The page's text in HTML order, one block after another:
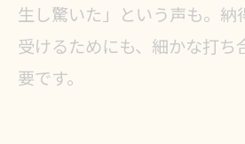
生し驚いた」という声も。納
受けるためにも、細かな打ち
要です。